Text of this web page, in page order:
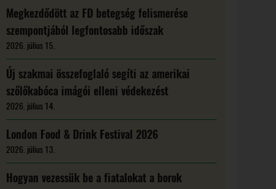
Megkezdődött az FD betegség felismerése
szempontjából legfontosabb időszak
2026. július 15.
Új szakmai összefoglaló segíti az amerikai
szőlőkabóca imágói elleni védekezést
2026. július 14.
London Food & Drink Festival 2026
2026. július 13.
Hogyan vezessük be a fiatalokat a borok